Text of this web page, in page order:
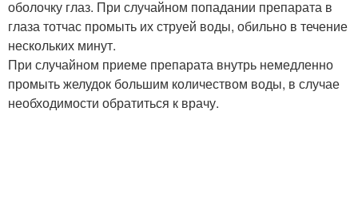
оболочку глаз. При случайном попадании препарата в
глаза тотчас промыть их струей воды, обильно в течение
нескольких минут.
При случайном приеме препарата внутрь немедленно
промыть желудок большим количеством воды, в случае
необходимости обратиться к врачу.